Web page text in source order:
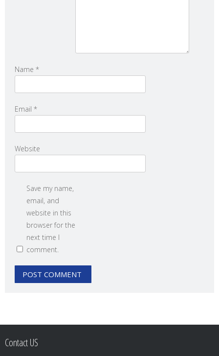
Name *
Email *
Website
Save my name,
email, and
website in this
browser for the
next time I
comment.
Contact US